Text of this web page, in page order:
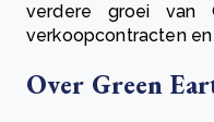
verdere groei van
verkoopcontracten
Over Green